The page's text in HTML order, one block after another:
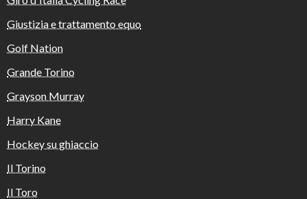
Giustizia e trattamento equo
Golf Nation
Grande Torino
Grayson Murray
Harry Kane
Hockey su ghiaccio
Il Torino
Il Toro